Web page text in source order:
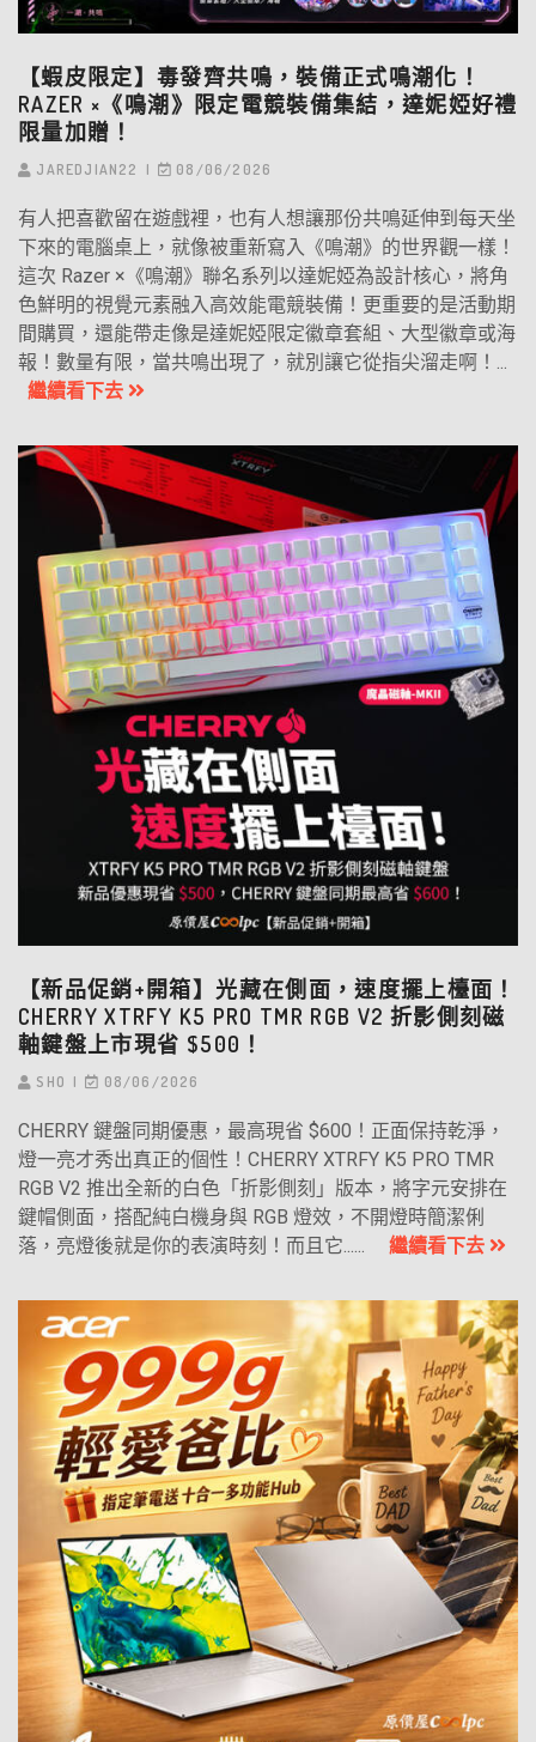
【蝦皮限定】毒發齊共鳴，裝備正式鳴潮化！
RAZER ×《鳴潮》限定電競裝備集結，達妮婭好禮
限量加贈！
JAREDJIAN22 08/06/2026
有人把喜歡留在遊戲裡，也有人想讓那份共鳴延伸到每天坐
下來的電腦桌上，就像被重新寫入《鳴潮》的世界觀一樣！
這次 Razer ×《鳴潮》聯名系列以達妮婭為設計核心，將角
色鮮明的視覺元素融入高效能電競裝備！更重要的是活動期
間購買，還能帶走像是達妮婭限定徽章套組、大型徽章或海
報！數量有限，當共鳴出現了，就別讓它從指尖溜走啊！...
繼續看下去
【新品促銷+開箱】光藏在側面，速度擺上檯面！
CHERRY XTRFY K5 PRO TMR RGB V2 折影側刻磁
軸鍵盤上市現省 $500！
SHO 08/06/2026
CHERRY 鍵盤同期優惠，最高現省 $600！正面保持乾淨，
燈一亮才秀出真正的個性！CHERRY XTRFY K5 PRO TMR
RGB V2 推出全新的白色「折影側刻」版本，將字元安排在
鍵帽側面，搭配純白機身與 RGB 燈效，不開燈時簡潔俐
落，亮燈後就是你的表演時刻！而且它...... 繼續看下去